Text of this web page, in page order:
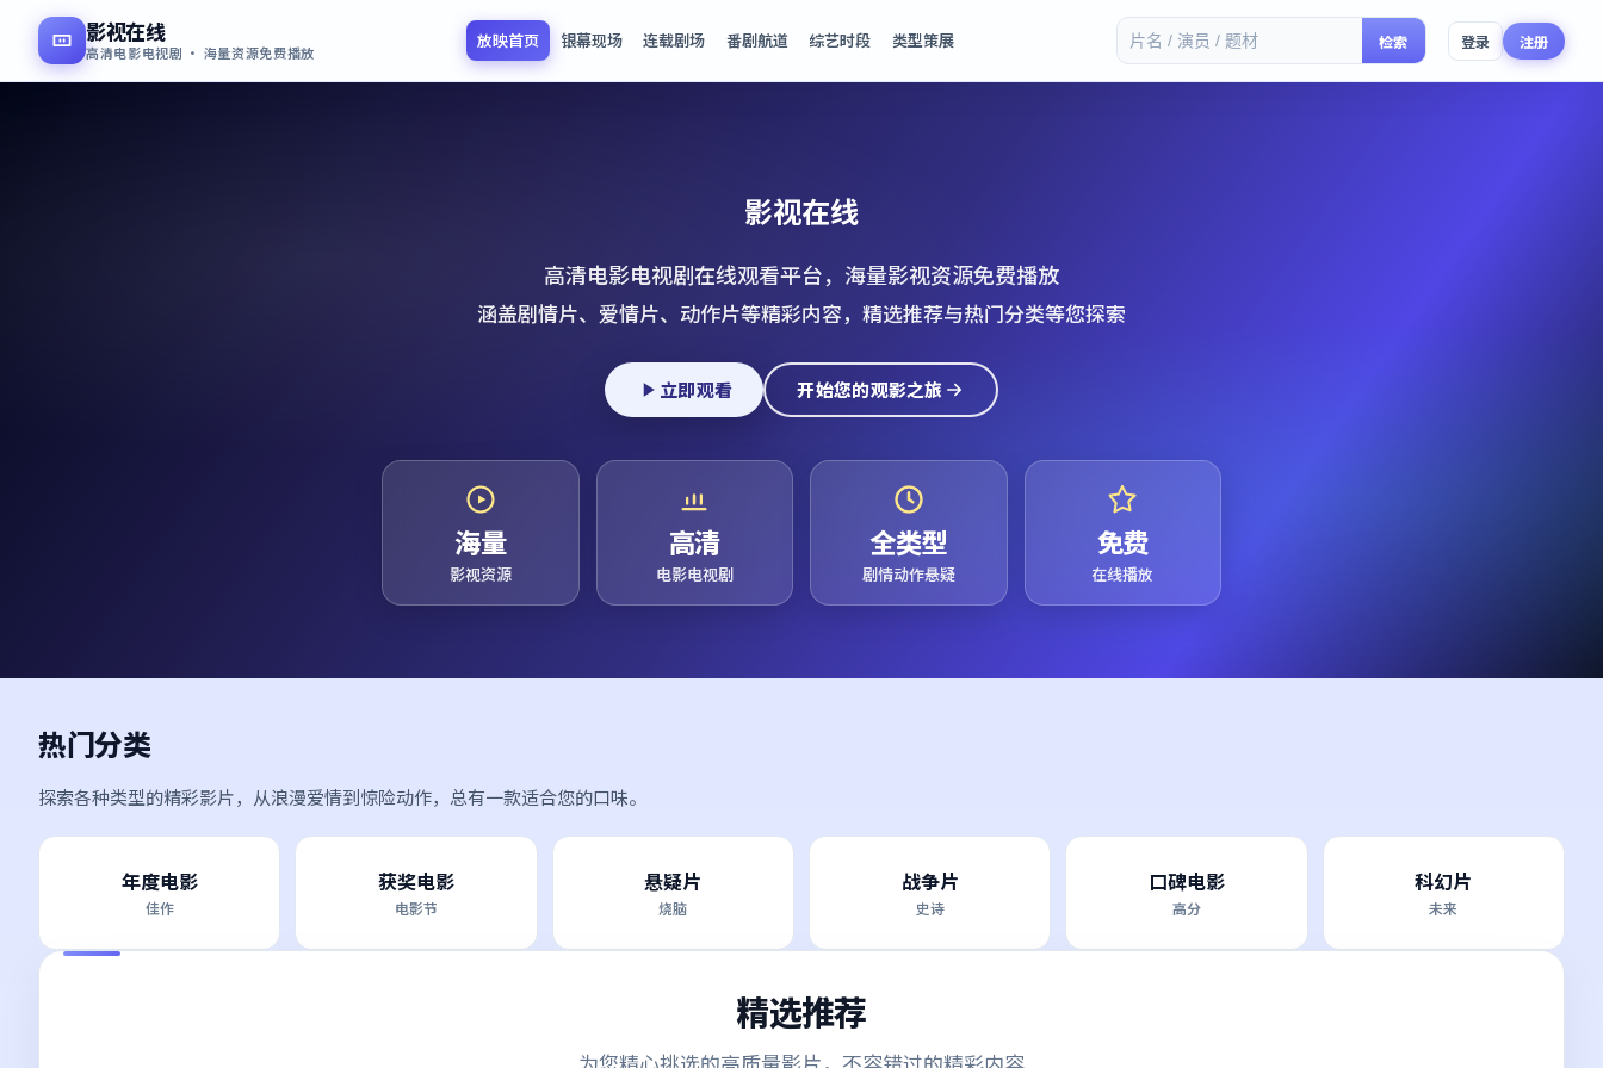
影视在线
高清电影电视剧 · 海量资源免费播放
放映首页 银幕现场 连载剧场 番剧航道 综艺时段 类型策展 检索 登录 注册
影视在线
高清电影电视剧在线观看平台，海量影视资源免费播放
涵盖剧情片、爱情片、动作片等精彩内容，精选推荐与热门分类等您探索
立即观看 开始您的观影之旅
海量
影视资源
高清
电影电视剧
全类型
剧情动作悬疑
免费
在线播放
热门分类
探索各种类型的精彩影片，从浪漫爱情到惊险动作，总有一款适合您的口味。
年度电影
佳作
获奖电影
电影节
悬疑片
烧脑
战争片
史诗
口碑电影
高分
科幻片
未来
精选推荐